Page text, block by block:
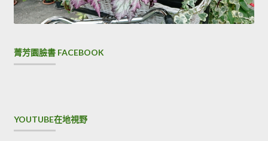
菁芳園臉書 FACEBOOK
YOUTUBE在地視野